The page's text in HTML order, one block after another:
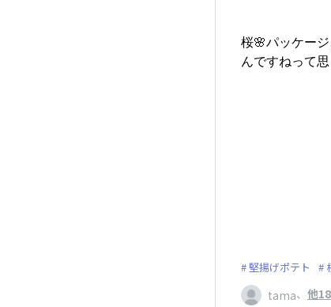
桜🌸パッケー
んですねって
堅揚げポテト
tama、 他